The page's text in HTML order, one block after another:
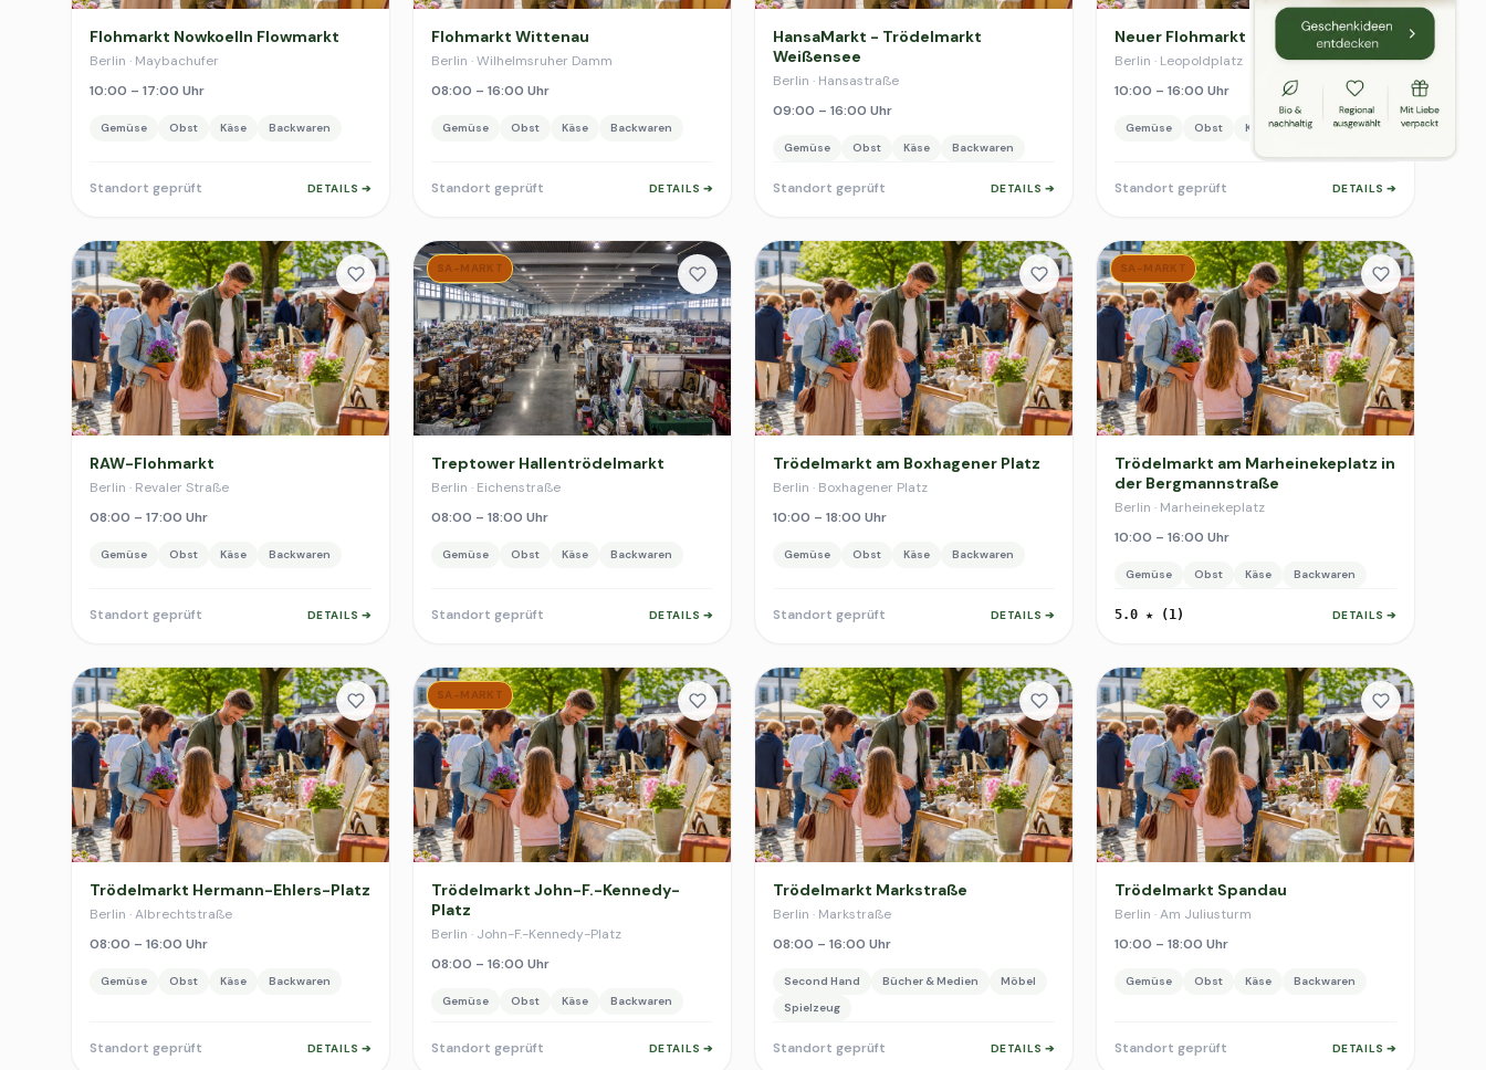
Flohmarkt Nowkoelln Flowmarkt
Berlin · Maybachufer
10:00 – 17:00 Uhr
Gemüse Obst Käse Backwaren
Standort geprüft DETAILS ➔
Flohmarkt Wittenau
Berlin · Wilhelmsruher Damm
08:00 – 16:00 Uhr
Gemüse Obst Käse Backwaren
Standort geprüft DETAILS ➔
HansaMarkt - Trödelmarkt
Weißensee
Berlin · Hansastraße
09:00 – 16:00 Uhr
Gemüse Obst Käse Backwaren
Standort geprüft DETAILS ➔
Neuer Flohmarkt Leopoldplatz
Berlin · Leopoldplatz
10:00 – 16:00 Uhr
Gemüse Obst Käse Backwaren
Standort geprüft DETAILS ➔
RAW-Flohmarkt
Berlin · Revaler Straße
08:00 – 17:00 Uhr
Gemüse Obst Käse Backwaren
Standort geprüft DETAILS ➔
SA-MARKT
Treptower Hallentrödelmarkt
Berlin · Eichenstraße
08:00 – 18:00 Uhr
Gemüse Obst Käse Backwaren
Standort geprüft DETAILS ➔
Trödelmarkt am Boxhagener Platz
Berlin · Boxhagener Platz
10:00 – 18:00 Uhr
Gemüse Obst Käse Backwaren
Standort geprüft DETAILS ➔
SA-MARKT
Trödelmarkt am Marheinekeplatz in
der Bergmannstraße
Berlin · Marheinekeplatz
10:00 – 16:00 Uhr
Gemüse Obst Käse Backwaren
5.0 ★ (1) DETAILS ➔
Trödelmarkt Hermann-Ehlers-Platz
Berlin · Albrechtstraße
08:00 – 16:00 Uhr
Gemüse Obst Käse Backwaren
Standort geprüft DETAILS ➔
SA-MARKT
Trödelmarkt John-F.-Kennedy-
Platz
Berlin · John-F.-Kennedy-Platz
08:00 – 16:00 Uhr
Gemüse Obst Käse Backwaren
Standort geprüft DETAILS ➔
Trödelmarkt Markstraße
Berlin · Markstraße
08:00 – 16:00 Uhr
Second Hand Bücher & Medien
Möbel
Spielzeug
Standort geprüft DETAILS ➔
Trödelmarkt Spandau
Berlin · Am Juliusturm
10:00 – 18:00 Uhr
Gemüse Obst Käse Backwaren
Standort geprüft DETAILS ➔